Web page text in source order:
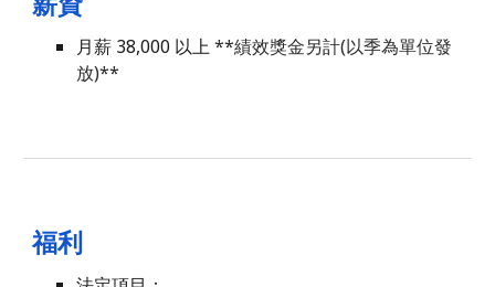
月薪 38,000 以上**績效獎金另計(以季為單位發
放)**
福利